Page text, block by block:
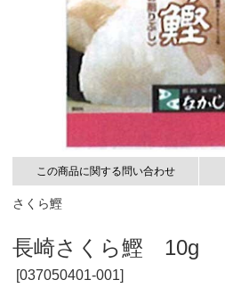
この商品に関する問い合わせ
さくら鰹
長崎さくら鰹 10g
[037050401-001]